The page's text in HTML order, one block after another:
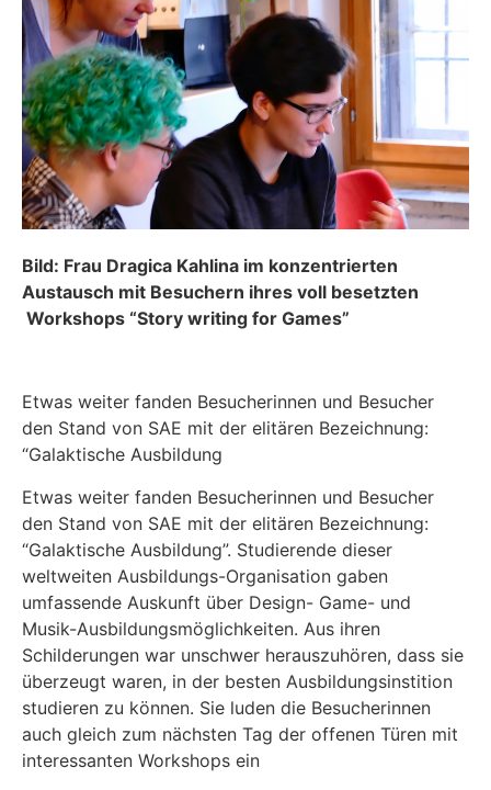
Bild: Frau Dragica Kahlina im konzentrierten
Austausch mit Besuchern ihres voll besetzten
Workshops “Story writing for Games”
Etwas weiter fanden Besucherinnen und Besucher
den Stand von SAE mit der elitären Bezeichnung:
“Galaktische Ausbildung
Etwas weiter fanden Besucherinnen und Besucher
den Stand von SAE mit der elitären Bezeichnung:
“Galaktische Ausbildung”. Studierende dieser
weltweiten Ausbildungs-Organisation gaben
umfassende Auskunft über Design- Game- und
Musik-Ausbildungsmöglichkeiten. Aus ihren
Schilderungen war unschwer herauszuhören, dass sie
überzeugt waren, in der besten Ausbildungsinstition
studieren zu können. Sie luden die Besucherinnen
auch gleich zum nächsten Tag der offenen Türen mit
interessanten Workshops ein